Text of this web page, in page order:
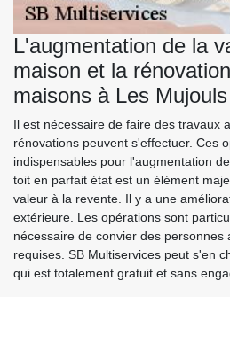
L'augmentation de la
maison et la
maisons à Les Mujouls
Il est nécessaire de faire des travaux
rénovations peuvent s'effectuer. Ces
indispensables pour l'augmentation
toit en parfait état est un élément
valeur à la revente. Il y a une
extérieure. Les opérations sont
nécessaire de convier des personnes
requises. SB Multiservices peut s'en
qui est totalement gratuit et sans